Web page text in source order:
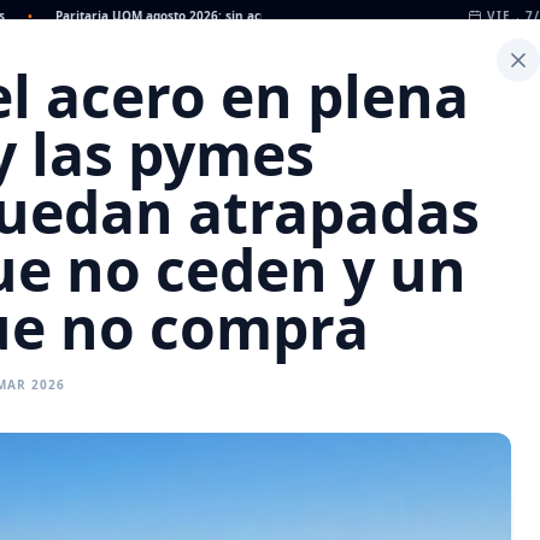
Paritaria UOM agosto 2026: sin acuerdo, siguen vigentes los valores de abril •
VIE.,
Calculadora de Peso Inicio Noticias
acero en plena
las pymes
atrapadas
no ceden y un
no compra
2026